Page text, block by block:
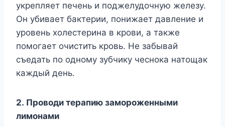
укрепляет печень и поджелудочную железу.
Он убивает бактерии, понижает давление и
уровень холестерина в крови, а также
помогает очистить кровь. Не забывай
съедать по одному зубчику чеснока натощак
каждый день.
2. Проводи терапию замороженными
лимонами